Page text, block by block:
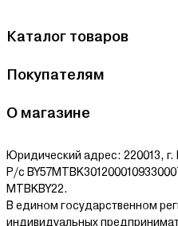
Каталог товаров
Покупателям
О магазине
Юридический адрес: 220013,
Р/с
MTBKBY22.
В едином государственном
индивидуальных